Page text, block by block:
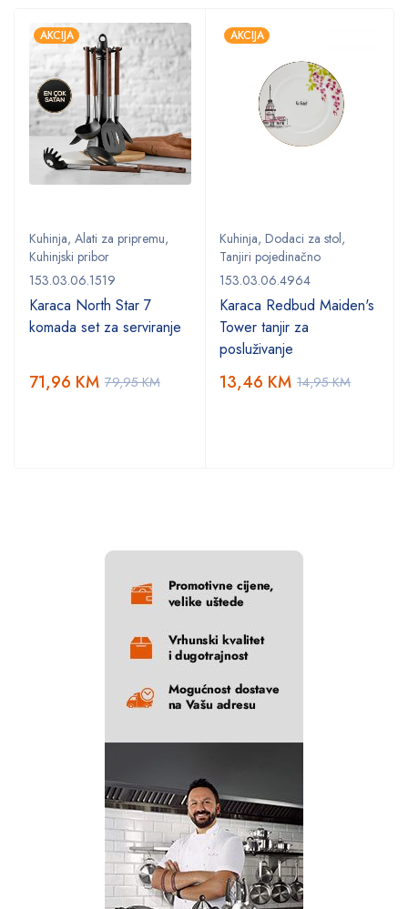
AKCIJA
Kuhinja, Alati za pripremu,
Kuhinjski pribor
153.03.06.1519
Karaca North Star 7
komada set za serviranje
79,95KM
71,96 KM
AKCIJA
Kuhinja, Dodaci za stol,
Tanjiri pojedinačno
153.03.06.4964
Karaca Redbud Maiden's
Tower tanjir za
posluživanje
14,95KM
13,46 KM